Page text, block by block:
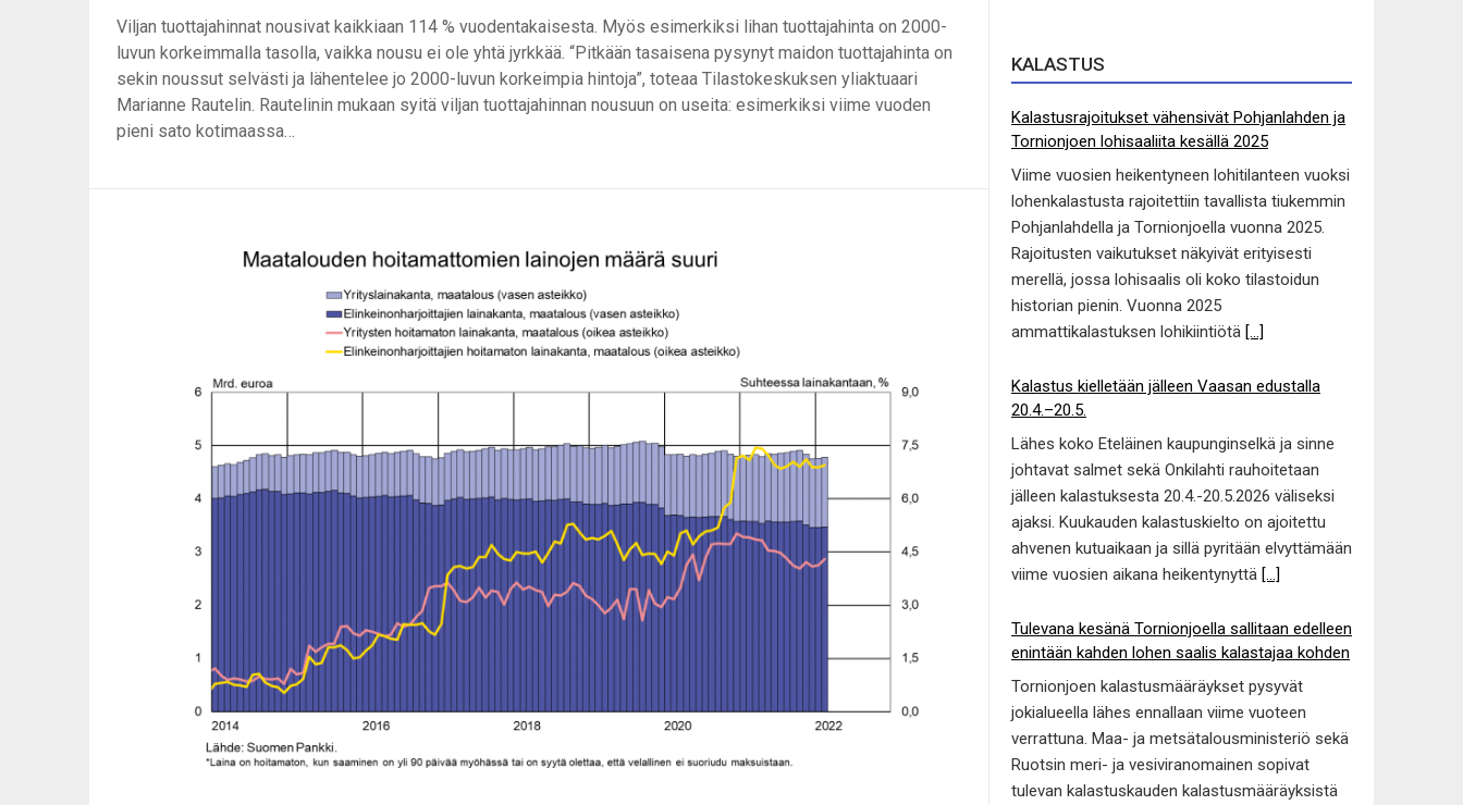
Viljan tuottajahinnat nousivat kaikkiaan 114 % vuodentakaisesta. Myös esimerkiksi lihan tuottajahinta on 2000-
luvun korkeimmalla tasolla, vaikka nousu ei ole yhtä jyrkkää. “Pitkään tasaisena pysynyt maidon tuottajahinta on
sekin noussut selvästi ja lähentelee jo 2000-luvun korkeimpia hintoja”, toteaa Tilastokeskuksen yliaktuaari
Marianne Rautelin. Rautelinin mukaan syitä viljan tuottajahinnan nousuun on useita: esimerkiksi viime vuoden
pieni sato kotimaassa…
KALASTUS
Kalastusrajoitukset vähensivät Pohjanlahden ja
Tornionjoen lohisaaliita kesällä 2025
Viime vuosien heikentyneen lohitilanteen vuoksi
lohenkalastusta rajoitettiin tavallista tiukemmin
Pohjanlahdella ja Tornionjoella vuonna 2025.
Rajoitusten vaikutukset näkyivät erityisesti
merellä, jossa lohisaalis oli koko tilastoidun
historian pienin. Vuonna 2025
ammattikalastuksen lohikiintiötä [...]
Kalastus kielletään jälleen Vaasan edustalla
20.4.–20.5.
Lähes koko Eteläinen kaupunginselkä ja sinne
johtavat salmet sekä Onkilahti rauhoitetaan
jälleen kalastuksesta 20.4.-20.5.2026 väliseksi
ajaksi. Kuukauden kalastuskielto on ajoitettu
ahvenen kutuaikaan ja sillä pyritään elvyttämään
viime vuosien aikana heikentynyttä [...]
Tulevana kesänä Tornionjoella sallitaan edelleen
enintään kahden lohen saalis kalastajaa kohden
Tornionjoen kalastusmääräykset pysyvät
jokialueella lähes ennallaan viime vuoteen
verrattuna. Maa- ja metsätalousministeriö sekä
Ruotsin meri- ja vesiviranomainen sopivat
tulevan kalastuskauden kalastusmääräyksistä